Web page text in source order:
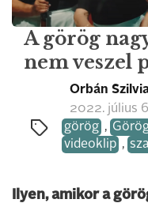
A görög
nem veszel
Orbán
2022. július
görög ,
videoklip ,
Ilyen, amikor a